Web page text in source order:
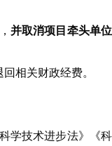
并取消项目牵头单位
相关财政经费。
学技术进步法》《科